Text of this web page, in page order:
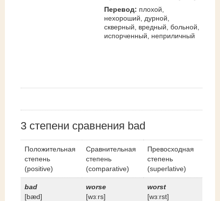
Перевод: плохой,
нехороший, дурной,
скверный, вредный, больной,
испорченный, неприличный
3 cтепени сравнения bad
Положительная
степень
(positive)
Сравнительная
степень
(comparative)
Превосходная
степень
(superlative)
bad
[bæd]
worse
[wɜːrs]
worst
[wɜːrst]